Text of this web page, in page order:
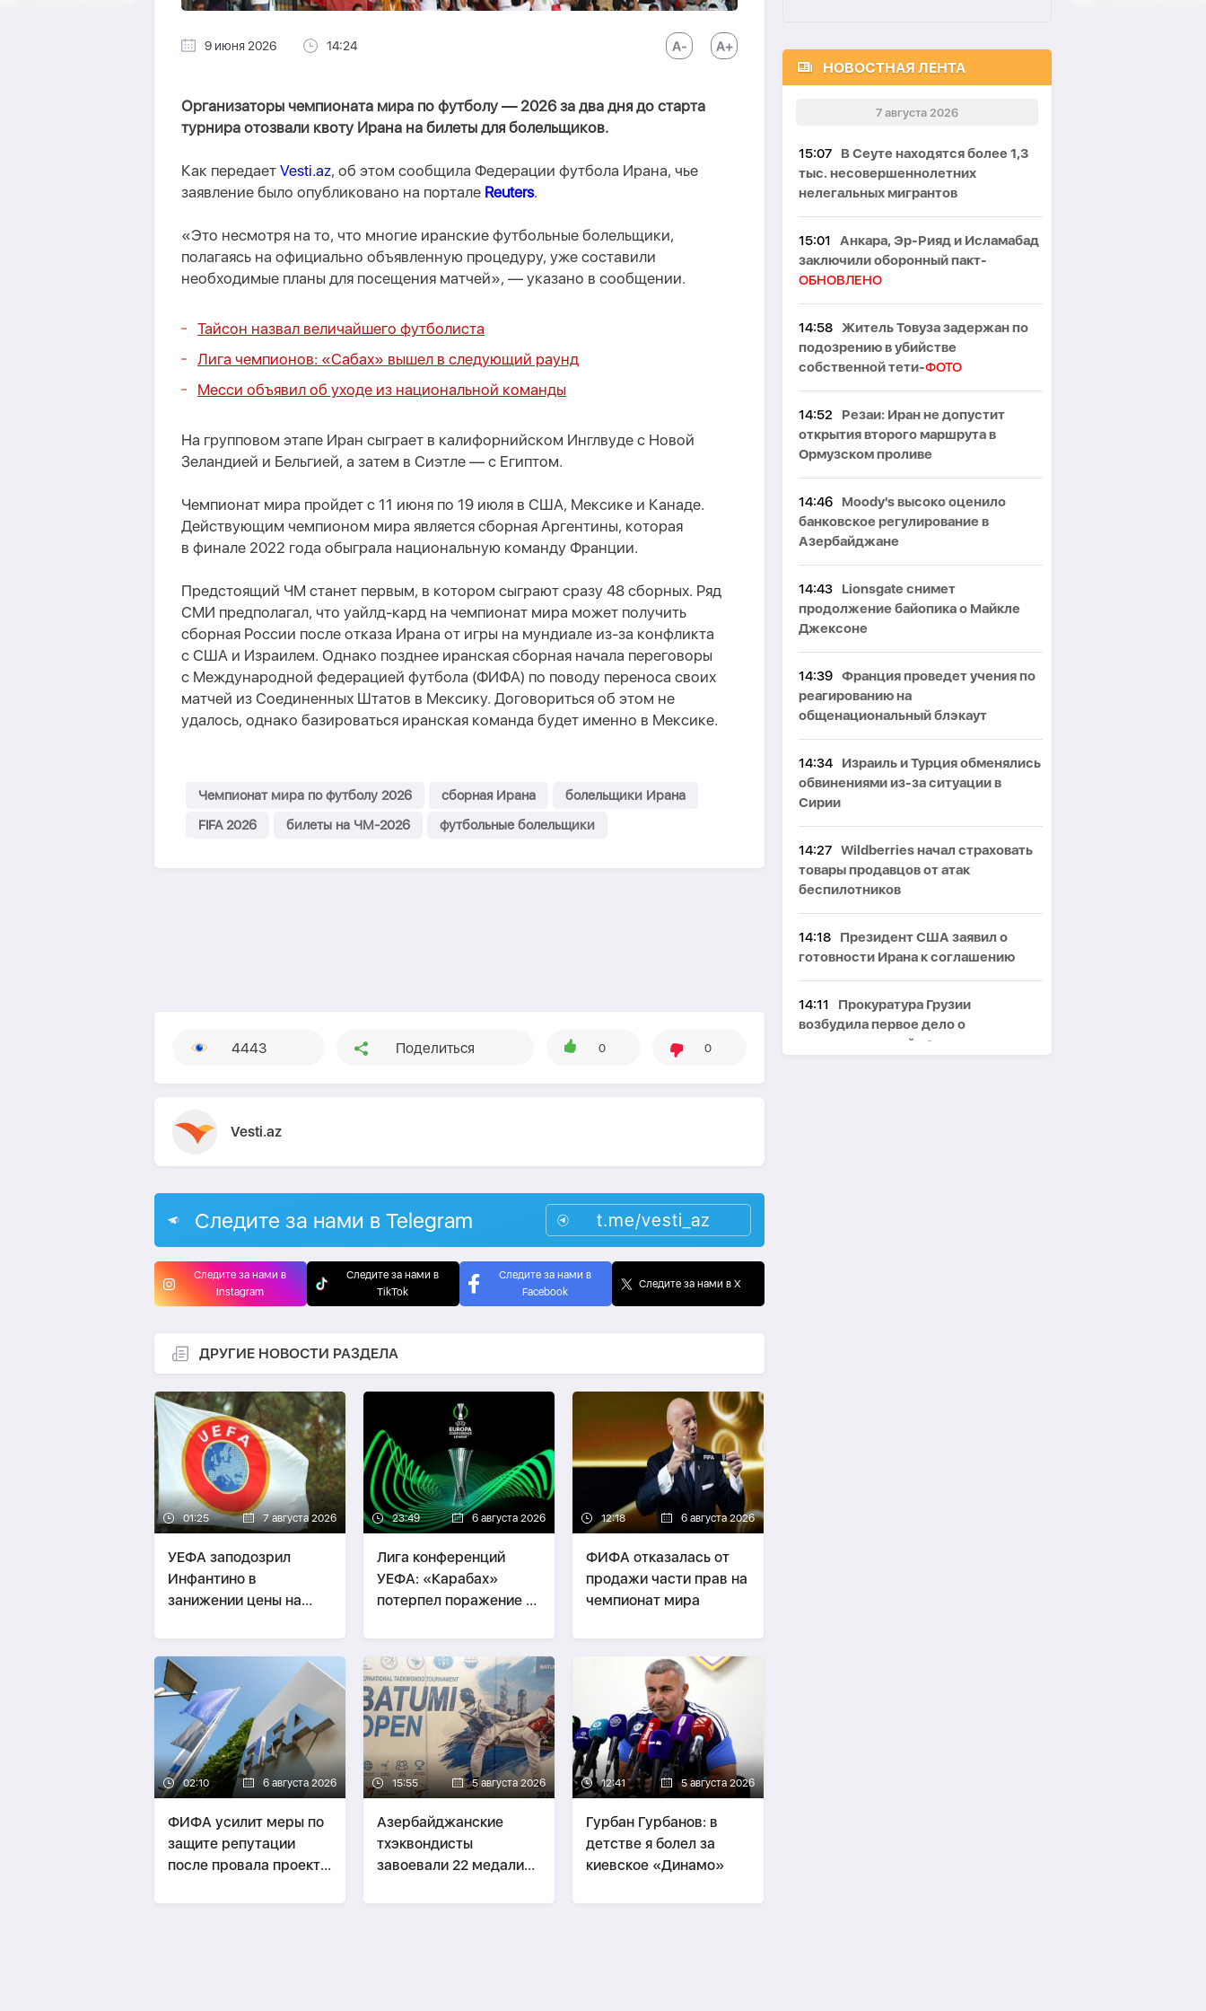
9 июня 2026 14:24
Организаторы чемпионата мира по футболу — 2026 за два дня до старта
турнира отозвали квоту Ирана на билеты для болельщиков.
Как передает Vesti.az, об этом сообщила Федерации футбола Ирана, чье
заявление было опубликовано на портале Reuters.
«Это несмотря на то, что многие иранские футбольные болельщики,
полагаясь на официально объявленную процедуру, уже составили
необходимые планы для посещения матчей», — указано в сообщении.
Тайсон назвал величайшего футболиста
Лига чемпионов: «Сабах» вышел в следующий раунд
Месси объявил об уходе из национальной команды
На групповом этапе Иран сыграет в калифорнийском Инглвуде с Новой
Зеландией и Бельгией, а затем в Сиэтле — с Египтом.
Чемпионат мира пройдет с 11 июня по 19 июля в США, Мексике и Канаде.
Действующим чемпионом мира является сборная Аргентины, которая
в финале 2022 года обыграла национальную команду Франции.
Предстоящий ЧМ станет первым, в котором сыграют сразу 48 сборных. Ряд
СМИ предполагал, что уайлд-кард на чемпионат мира может получить
сборная России после отказа Ирана от игры на мундиале из-за конфликта
с США и Израилем. Однако позднее иранская сборная начала переговоры
с Международной федерацией футбола (ФИФА) по поводу переноса своих
матчей из Соединенных Штатов в Мексику. Договориться об этом не
удалось, однако базироваться иранская команда будет именно в Мексике.
Чемпионат мира по футболу 2026 сборная Ирана
болельщики Ирана
FIFA 2026
билеты на ЧМ-2026 футбольные болельщики
4443 Поделиться 0 0
Vesti.az
Следите за нами в Telegram t.me/vesti_az
Следите за нами в
Instagram
Следите за нами в
TikTok
Следите за нами в
Facebook
Следите за нами в X
ДРУГИЕ НОВОСТИ РАЗДЕЛА
01:25 7 августа 2026
УЕФА заподозрил
Инфантино в
занижении цены на
23:49 6 августа 2026
Лига конференций
УЕФА: «Карабах»
потерпел поражение в
12:18 6 августа 2026
ФИФА отказалась от
продажи части прав на
чемпионат мира
02:10 6 августа 2026
ФИФА усилит меры по
защите репутации
после провала проекта
15:55 5 августа 2026
Азербайджанские
тхэквондисты
завоевали 22 медали
12:41 5 августа 2026
Гурбан Гурбанов: в
детстве я болел за
киевское «Динамо»
НОВОСТНАЯ ЛЕНТА
7 августа 2026
15:07
В Сеуте находятся более 1,3
тыс. несовершеннолетних
нелегальных мигрантов
15:01
Анкара, Эр-Рияд и Исламабад
заключили оборонный пакт-
ОБНОВЛЕНО
14:58 Житель Товуза задержан по
подозрению в убийстве
собственной тети-ФОТО
14:52
Резаи: Иран не допустит
открытия второго маршрута в
Ормузском проливе
14:46
Moody's высоко оценило
банковское регулирование в
Азербайджане
14:43
Lionsgate снимет
продолжение байопика о Майкле
Джексоне
14:39 Франция проведет учения по
реагированию на
общенациональный блэкаут
14:34
Израиль и Турция обменялись
обвинениями из-за ситуации в
Сирии
14:27 Wildberries начал страховать
товары продавцов от атак
беспилотников
14:18
Президент США заявил о
готовности Ирана к соглашению
14:11
Прокуратура Грузии
возбудила первое дело о
государственной измене